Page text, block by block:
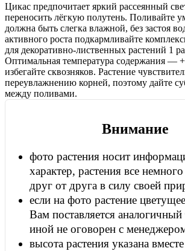
Цикас предпочитает яркий рассеянный
переносить лёгкую полутень. Поливайте
должна быть слегка влажной, без застоя
активного роста подкармливайте
для декоративно-лиственных растений 1
Оптимальная температура содержания —
избегайте сквозняков. Растение
переувлажнению корней, поэтому дайте
между поливами.
Внимание
фото растения носит
характер, растения все
друг от друга в силу своей
если на фото растение
Вам поставляется аналогичный
иной не оговорен с
высота растения указана